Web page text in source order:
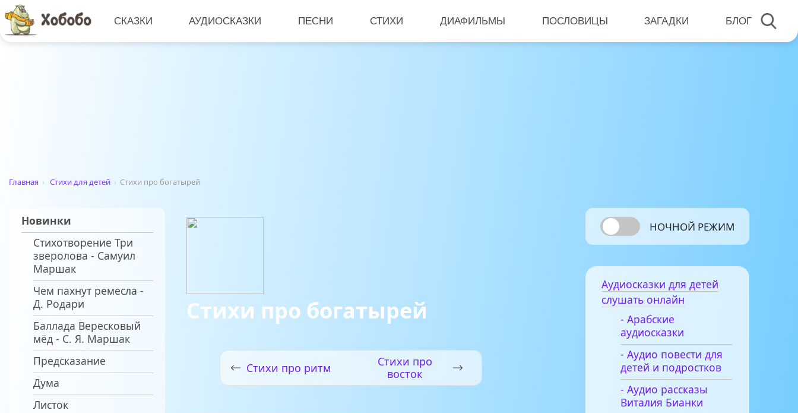
СКАЗКИ АУДИОСКАЗКИ ПЕСНИ СТИХИ ДИАФИЛЬМЫ ПОСЛОВИЦЫ ЗАГАДКИ БЛОГ
Главная › Стихи для детей › Стихи про богатырей
Новинки
Стихотворение Три
зверолова - Самуил
Маршак
Чем пахнут ремесла -
Д. Родари
Баллада Вересковый
мёд - С. Я. Маршак
Предсказание
Дума
Листок
Стихи про богатырей
Стихи про ритм
Стихи про
восток
НОЧНОЙ РЕЖИМ
Аудиосказки для детей
слушать онлайн
- Арабские
аудиосказки
- Аудио повести для
детей и подростков
- Аудио рассказы
Виталия Бианки